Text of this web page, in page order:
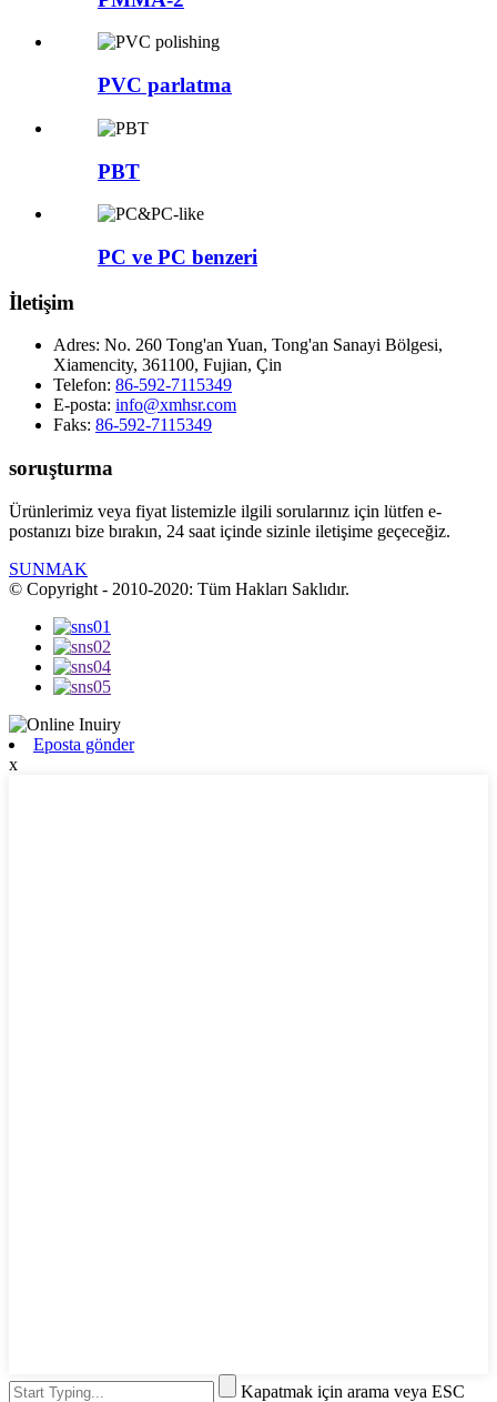
PVC parlatma
PBT
PC ve PC benzeri
İletişim
Adres: No. 260 Tong'an Yuan, Tong'an Sanayi Bölgesi,
Xiamencity, 361100, Fujian, Çin
Telefon: 86-592-7115349
E-posta: info@xmhsr.com
Faks: 86-592-7115349
soruşturma
Ürünlerimiz veya fiyat listemizle ilgili sorularınız için lütfen e-
postanızı bize bırakın, 24 saat içinde sizinle iletişime geçeceğiz.
SUNMAK
© Copyright - 2010-2020: Tüm Hakları Saklıdır.
Eposta gönder
x
Kapatmak için arama veya ESC